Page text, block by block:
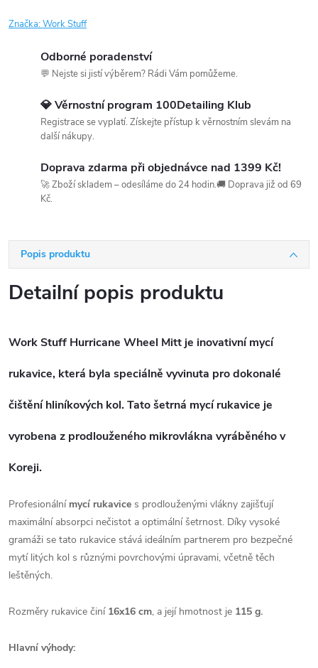
Značka:Work Stuff
Odborné poradenství
💬 Nejste si jistí výběrem? Rádi Vám pomůžeme.
💎 Věrnostní program 100Detailing Klub
Registrace se vyplatí. Získejte přístup k věrnostním slevám na
další nákupy.
Doprava zdarma při objednávce nad 1399 Kč!
🚀 Zboží skladem – odesíláme do 24 hodin.🚚 Doprava již od 69
Kč.
Popis produktu
Detailní popis produktu
Work Stuff Hurricane Wheel Mitt je inovativní mycí
rukavice, která byla speciálně vyvinuta pro dokonalé
čištění hliníkových kol. Tato šetrná mycí rukavice je
vyrobena z prodlouženého mikrovlákna vyráběného v
Koreji.
Profesionální mycí rukavice s prodlouženými vlákny zajišťují
maximální absorpci nečistot a optimální šetrnost. Díky vysoké
gramáži se tato rukavice stává ideálním partnerem pro bezpečné
mytí litých kol s různými povrchovými úpravami, včetně těch
leštěných.
Rozměry rukavice činí16x16 cm, a její hmotnost je 115 g.
Hlavní výhody: